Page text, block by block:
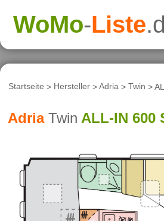
WoMo-Liste
Startseite > Hersteller >Adria >Twin >
Adria Twin ALL-IN 600